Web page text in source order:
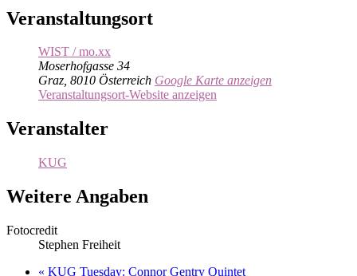
Veranstaltungsort
WIST / mo.xx
Moserhofgasse 34
Graz, 8010 Österreich Google Karte anzeigen
Veranstaltungsort-Website anzeigen
Veranstalter
KUG
Weitere Angaben
Fotocredit
Stephen Freiheit
« KUG Tuesday: Connor Gentry Quintet